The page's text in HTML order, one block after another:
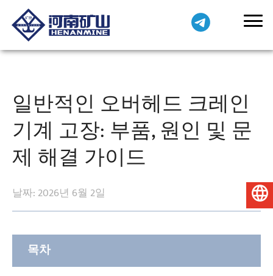
일반적인 오버헤드 크레인
기계 고장: 부품, 원인 및 문
제 해결 가이드
날짜: 2026년 6월 2일
목차
한국어